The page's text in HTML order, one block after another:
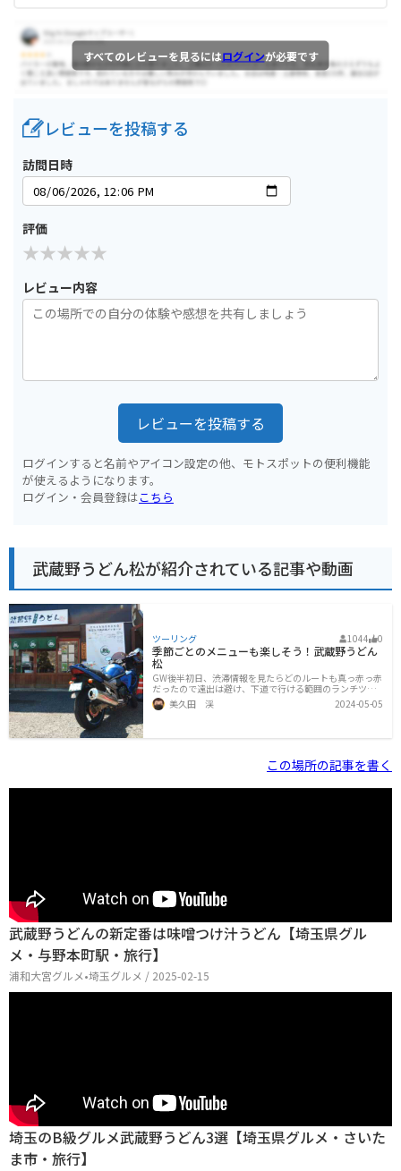
すべてのレビューを見るにはログインが必要です
レビューを投稿する
訪問日時
評価
レビュー内容
レビューを投稿する
ログインすると名前やアイコン設定の他、モトスポットの便利機能
が使えるようになります。
ログイン・会員登録はこちら
武蔵野うどん松が紹介されている記事や動画
ツーリング 1044 0
季節ごとのメニューも楽しそう！武蔵野うどん
松
GW後半初日、渋滞情報を見たらどのルートも真っ赤っ赤
だったので遠出は避け、下道で行ける範囲のランチツー
リングをすることにしました。今回選んだのは、店主が
うどん県・埼玉で最も人気のある店のひとつ「藤店うど
の人気のようです。自分が到着したのは12時過ぎ。駐車
できるスペースがあります。ただし多少傾斜があります
ので、停める向きに注意しつつ、駐輪中はローギアのま
まにしておいた方がいいかも知れません。また自分が食
美久田 渓 2024-05-05
この場所の記事を書く
武蔵野うどんの新定番は味噌つけ汁うどん【埼玉県グル
メ・与野本町駅・旅行】
浦和大宮グルメ•埼玉グルメ / 2025-02-15
埼玉のB級グルメ武蔵野うどん3選【埼玉県グルメ・さいた
ま市・旅行】